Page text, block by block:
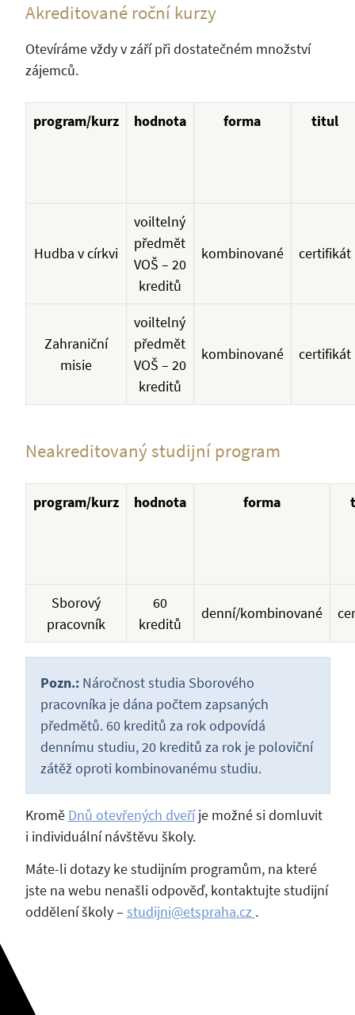
Akreditované roční kurzy
Otevíráme vždy v září při dostatečném množství
zájemců.
program/kurz hodnota forma titul
Hudba v církvi
voiltelný
předmět
VOŠ – 20
kreditů
kombinované certifikát
Zahraniční
misie
voiltelný
předmět
VOŠ – 20
kreditů
kombinované certifikát
Neakreditovaný studijní program
program/kurz hodnota forma
Sborový
pracovník
60
kreditů
denní/kombinované
Pozn.:Náročnost studia Sborového
pracovníka je dána počtem zapsaných
předmětů. 60 kreditů za rok odpovídá
dennímu studiu, 20 kreditů za rok je poloviční
zátěž oproti kombinovanému studiu.
Kromě Dnů otevřených dveříje možné si domluvit
i individuální návštěvu školy.
Máte-li dotazy ke studijním programům, na které
jste na webu nenašli odpověď, kontaktujte studijní
oddělení školy – studijni@etspraha.cz .